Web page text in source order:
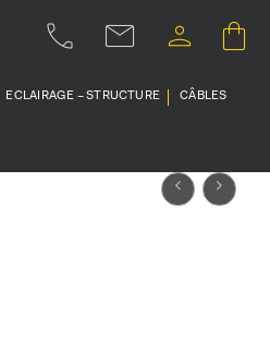
ECLAIRAGE – STRUCTURE CÂBLES